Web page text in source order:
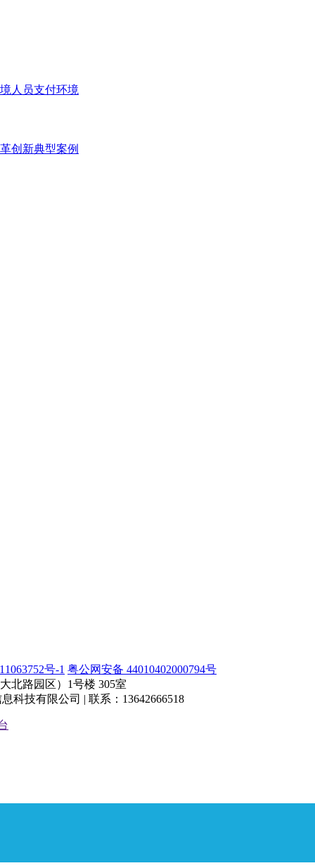
人员支付环境
创新典型案例
号-1 粤公网安备 44010402000794号
北路园区）1号楼 305室
科技有限公司 | 联系：13642666518